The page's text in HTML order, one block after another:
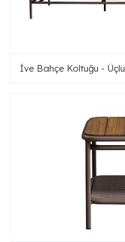
İve Bahçe Koltuğu - Üçlü